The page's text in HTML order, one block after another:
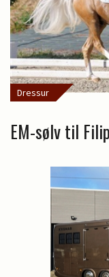
Dressur
EM-sølv til